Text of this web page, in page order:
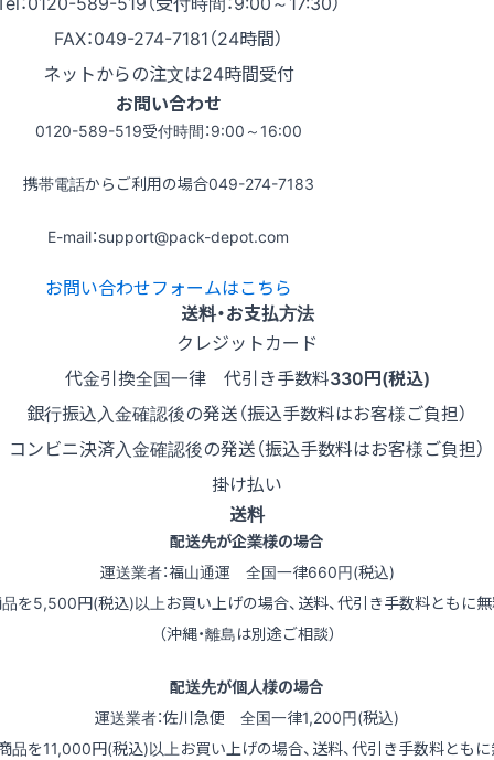
FAX：049-274-7181（24時間）
ネットからの注文は24時間受付
お問い合わせ
0120-589-519受付時間：9:00～16:00
携帯電話からご利用の場合049-274-7183
E-mail：support@pack-depot.com
お問い合わせフォームはこちら
送料・お支払方法
クレジットカード
代金引換全国一律 代引き手数料330円(税込)
銀行振込入金確認後の発送（振込手数料はお客様ご負担）
コンビニ決済入金確認後の発送（振込手数料はお客様ご負担）
掛け払い
送料
配送先が企業様の場合
運送業者：福山通運 全国一律660円(税込)
品を5,500円(税込)以上お買い上げの場合、送料、代引き手数料ともに無
（沖縄・離島は別途ご相談）
配送先が個人様の場合
運送業者：佐川急便 全国一律1,200円(税込)
品を11,000円(税込)以上お買い上げの場合、送料、代引き手数料とも